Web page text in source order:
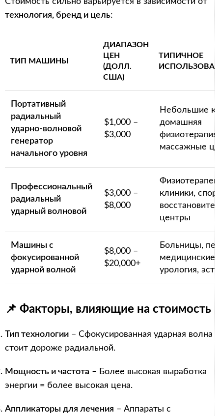
технология, бренд и цель:
ТИП МАШИНЫ
ДИАПАЗОН
ЦЕН
(ДОЛЛ.
США)
ТИПИЧНОЕ
Портативный
радиальный
ударно-волновой
генератор
начального уровня
$1,000 –
$3,000
Небольшие
домашняя
физиотерапия,
массажные
Профессиональный
радиальный
ударный волновой
$3,000 –
$8,000
клиники,
центры
Машины с
фокусированной
ударной волной
$8,000 –
$20,000+
Больницы,
медицинские
урология,
📌 Факторы, влияющие на стоимость
Тип технологии – Сфокусированная ударная волна
стоит дороже радиальной.
Мощность и частота – Более высокая выработка
энергии = более высокая цена.
Аппликаторы для лечения – Аппараты с